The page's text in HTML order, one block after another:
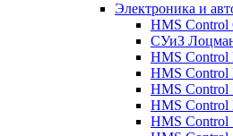
Электроника и
HMS Control
СУиЗ
HMS Control
HMS Control
HMS Control
HMS Control
HMS Control